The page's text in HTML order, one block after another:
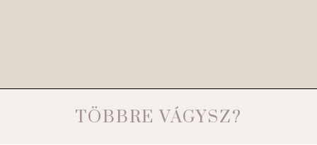
TÖBBRE VÁGYSZ?